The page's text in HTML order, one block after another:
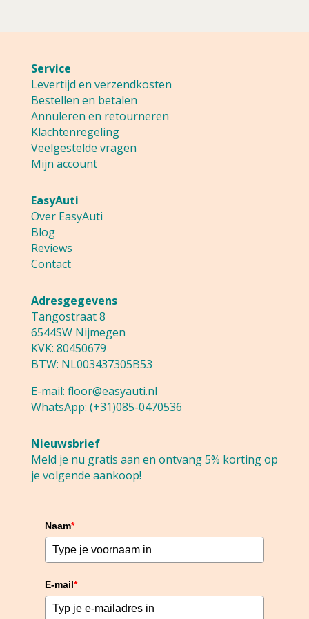
Service
Levertijd en verzendkosten
Bestellen en betalen
Annuleren en retourneren
Klachtenregeling
Veelgestelde vragen
Mijn account
EasyAuti
Over EasyAuti
Blog
Reviews
Contact
Adresgegevens
Tangostraat 8
6544SW Nijmegen
KVK: 80450679
BTW: NL003437305B53
E-mail: floor@easyauti.nl
WhatsApp: (+31)085-0470536
Nieuwsbrief
Meld je nu gratis aan en ontvang 5% korting op
je volgende aankoop!
Naam*
E-mail*